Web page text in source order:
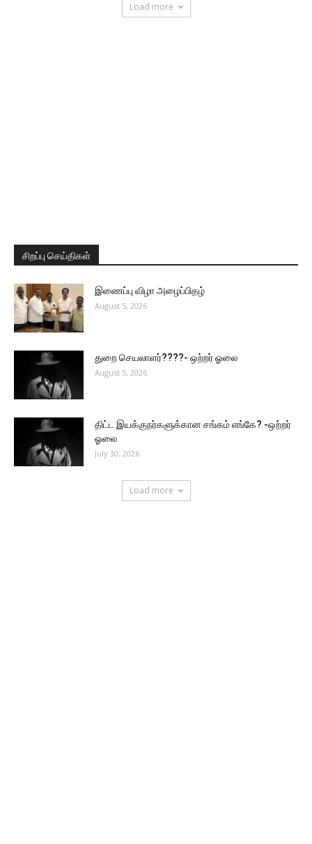
Load more
சிறப்பு செய்திகள்
இணைப்பு விழா அழைப்பிதழ்
August 5, 2026
துறை செயலாளர்????- ஒற்றர் ஓலை
August 5, 2026
திட்ட இயக்குநர்களுக்கான சங்கம் எங்கே? -ஒற்றர்
ஓலை
July 30, 2026
Load more